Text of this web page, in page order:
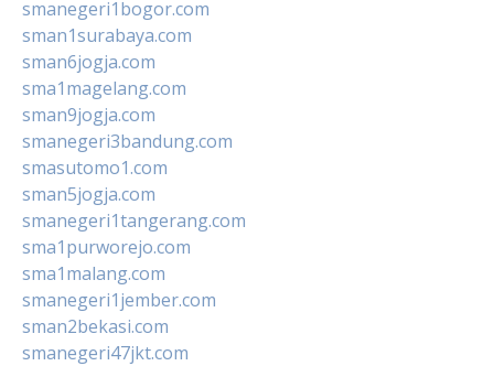
smanegeri1bogor.com
sman1surabaya.com
sman6jogja.com
sma1magelang.com
sman9jogja.com
smanegeri3bandung.com
smasutomo1.com
sman5jogja.com
smanegeri1tangerang.com
sma1purworejo.com
sma1malang.com
smanegeri1jember.com
sman2bekasi.com
smanegeri47jkt.com